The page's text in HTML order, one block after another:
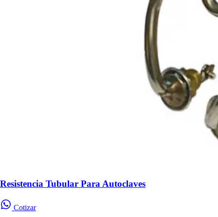
Resistencia Tubular Para Autoclaves
Cotizar